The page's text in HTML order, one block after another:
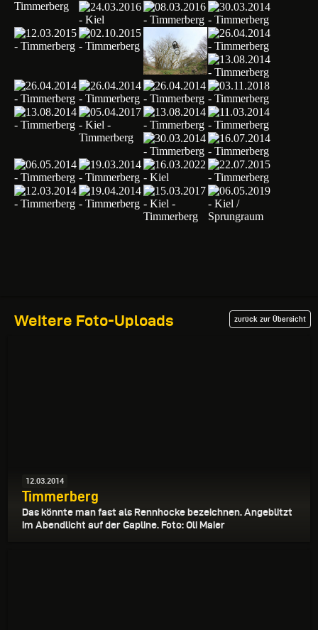
Weitere Foto-Uploads zurück zur Übersicht
12.03.2014
Timmerberg
Das könnte man fast als Rennhocke bezeichnen. Angeblitzt
im Abendlicht auf der Gapline. Foto: Oli Maier